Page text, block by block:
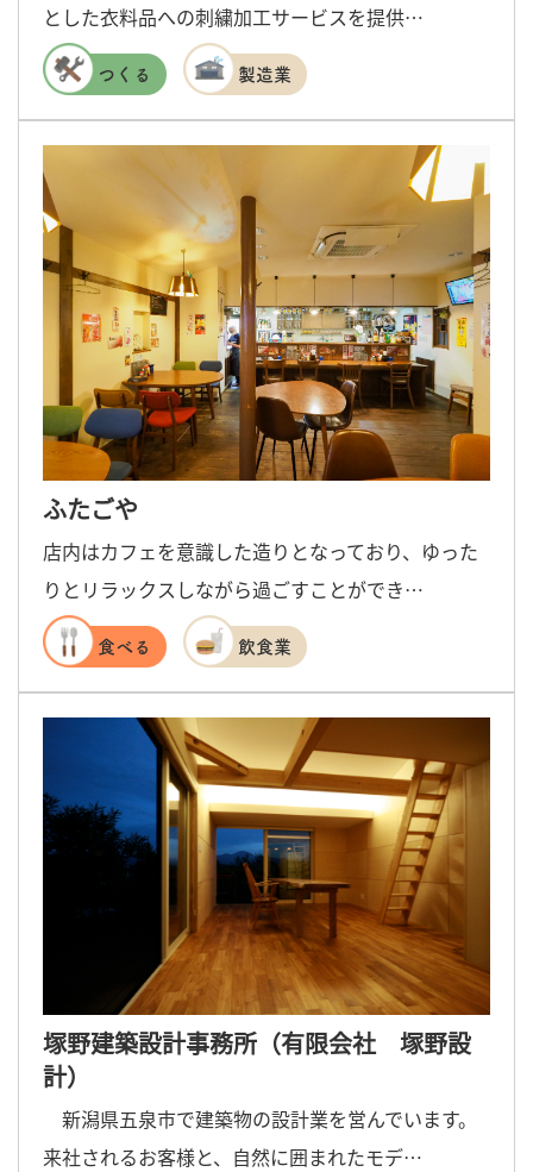
とした衣料品への刺繍加工サービスを提供…
つくる 製造業
ふたごや
店内はカフェを意識した造りとなっており、ゆった
りとリラックスしながら過ごすことができ…
食べる 飲食業
塚野建築設計事務所（有限会社 塚野設
計）
新潟県五泉市で建築物の設計業を営んでいます。
来社されるお客様と、自然に囲まれたモデ…